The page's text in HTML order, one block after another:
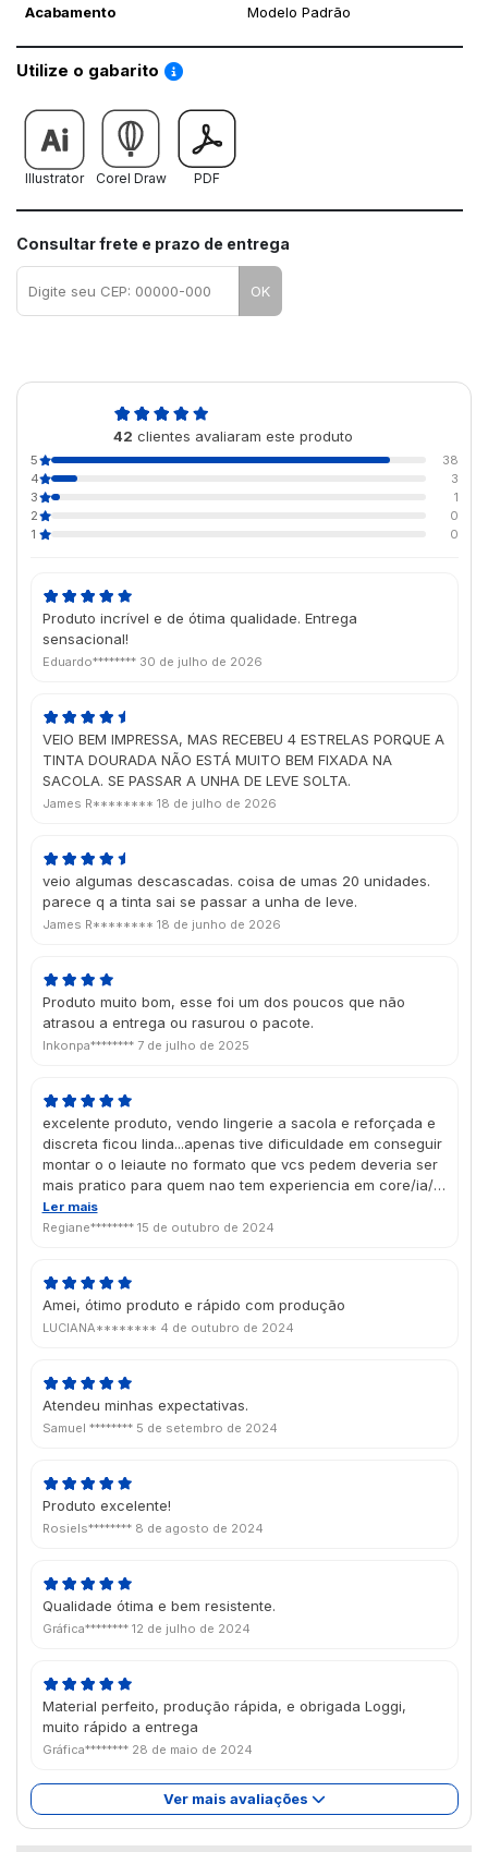
Acabamento Modelo Padrão
Utilize o gabarito Saiba como utilizar os nossos gabaritos
Illustrator Corel Draw PDF
Consultar frete e prazo de entrega
OK
42 clientes avaliaram este produto
5
38
4
3
3
1
2
0
1
0
Produto incrível e de ótima qualidade. Entrega
sensacional!
Eduardo******** 30 de julho de 2026
VEIO BEM IMPRESSA, MAS RECEBEU 4 ESTRELAS PORQUE A
TINTA DOURADA NÃO ESTÁ MUITO BEM FIXADA NA
SACOLA. SE PASSAR A UNHA DE LEVE SOLTA.
James R******** 18 de julho de 2026
veio algumas descascadas. coisa de umas 20 unidades.
parece q a tinta sai se passar a unha de leve.
James R******** 18 de junho de 2026
Produto muito bom, esse foi um dos poucos que não
atrasou a entrega ou rasurou o pacote.
Inkonpa******** 7 de julho de 2025
excelente produto, vendo lingerie a sacola e reforçada e
discreta ficou linda...apenas tive dificuldade em conseguir
montar o o leiaute no formato que vcs pedem deveria ser
mais pratico para quem nao tem experiencia em core/ia/
enfim tirando isso ficou linda.
Ler mais
Regiane******** 15 de outubro de 2024
Amei, ótimo produto e rápido com produção
LUCIANA******** 4 de outubro de 2024
Atendeu minhas expectativas.
Samuel ******** 5 de setembro de 2024
Produto excelente!
Rosiels******** 8 de agosto de 2024
Qualidade ótima e bem resistente.
Gráfica******** 12 de julho de 2024
Material perfeito, produção rápida, e obrigada Loggi,
muito rápido a entrega
Gráfica******** 28 de maio de 2024
Ver mais avaliações